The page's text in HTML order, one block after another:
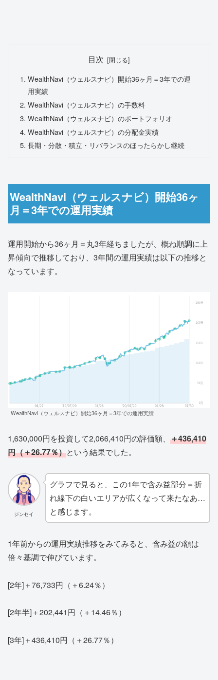
目次
WealthNavi（ウェルスナビ）開始36ヶ月＝3年での運
用実績
WealthNavi（ウェルスナビ）の手数料
WealthNavi（ウェルスナビ）のポートフォリオ
WealthNavi（ウェルスナビ）の分配金実績
長期・分散・積立・リバランスのほったらかし継続
WealthNavi（ウェルスナビ）開始36ヶ
月＝3年での運用実績
運用開始から36ヶ月＝丸3年経ちましたが、概ね順調に上
昇傾向で推移しており、3年間の運用実績は以下の推移と
なっています。
WealthNavi（ウェルスナビ）開始36ヶ月＝3年での運用実績
1,630,000円を投資して2,066,410円の評価額、 ＋436,410
円（＋26.77％）という結果でした。
ジンセイ
グラフで見ると、この1年で含み益部分＝折
れ線下の白いエリアが広くなって来たなあ…
と感じます。
1年前からの運用実績推移をみてみると、含み益の額は
倍々基調で伸びています。
[2年]＋76,733円（＋6.24％）
[2年半]＋202,441円（＋14.46％）
[3年]＋436,410円（＋26.77％）